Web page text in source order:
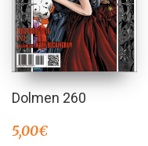
Dolmen 260
5,00€